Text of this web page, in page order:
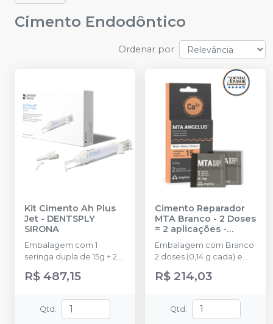
Cimento Endodôntico
Ordenar por
Kit Cimento Ah Plus
Jet - DENTSPLY
SIRONA
Embalagem com 1
seringa dupla de 15g + 20
pontas aplicadoras.
R$ 487,15
Qtd :
Cimento Reparador
MTA Branco - 2 Doses
= 2 aplicações -
ANGELUS
Embalagem com Branco
2 doses (0,14 g cada) e
água destilada (3 ml)
R$ 214,03
Qtd :